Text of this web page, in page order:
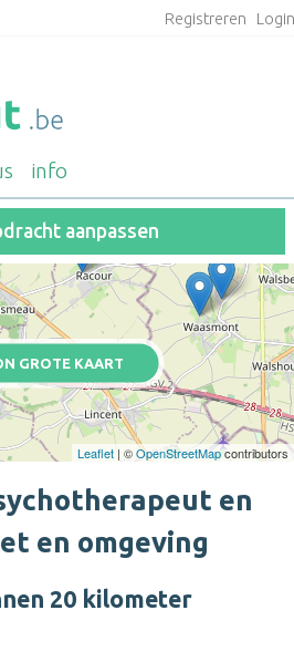
Registreren
info
aanpassen
GROTE KAART
Leaflet | ©OpenStreetMapcontributors
en
en omgeving
20 kilometer